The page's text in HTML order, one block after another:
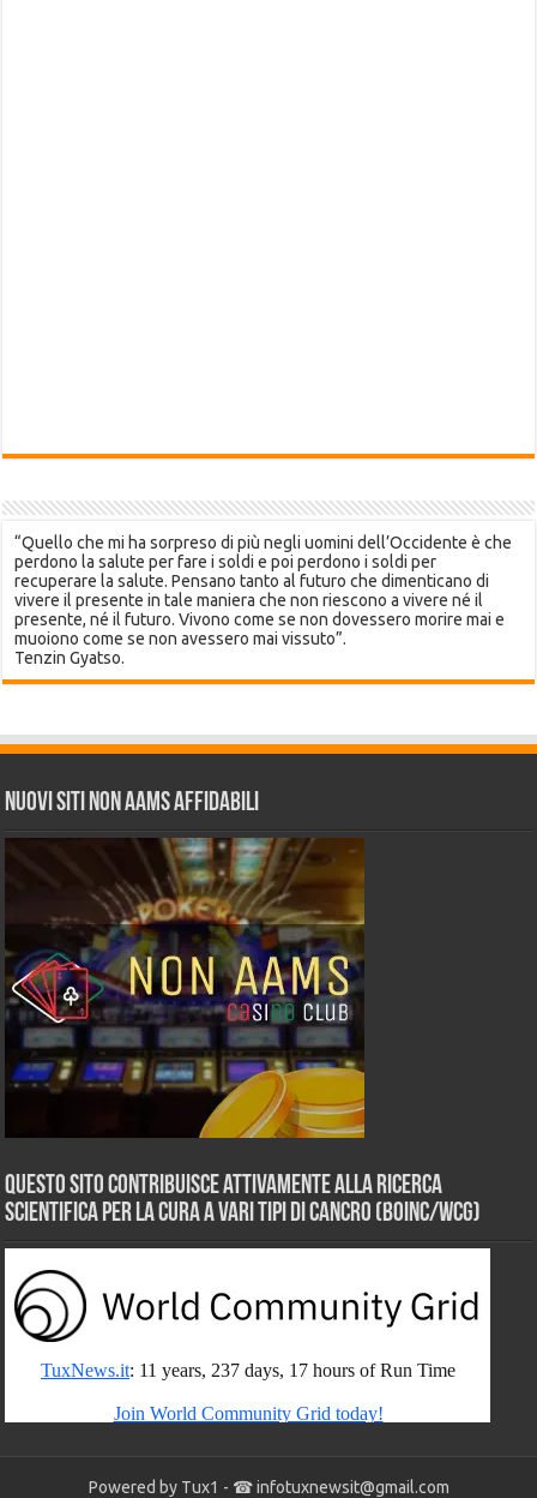
“Quello che mi ha sorpreso di più negli uomini dell’Occidente è che
perdono la salute per fare i soldi e poi perdono i soldi per
recuperare la salute. Pensano tanto al futuro che dimenticano di
vivere il presente in tale maniera che non riescono a vivere né il
presente, né il futuro. Vivono come se non dovessero morire mai e
muoiono come se non avessero mai vissuto”.
Tenzin Gyatso.
Nuovi siti non AAMS affidabili
Questo sito contribuisce attivamente alla ricerca
scientifica per la cura a vari tipi di Cancro (BOINC/WCG)
Powered by Tux1 - ☎infotuxnewsit@gmail.com